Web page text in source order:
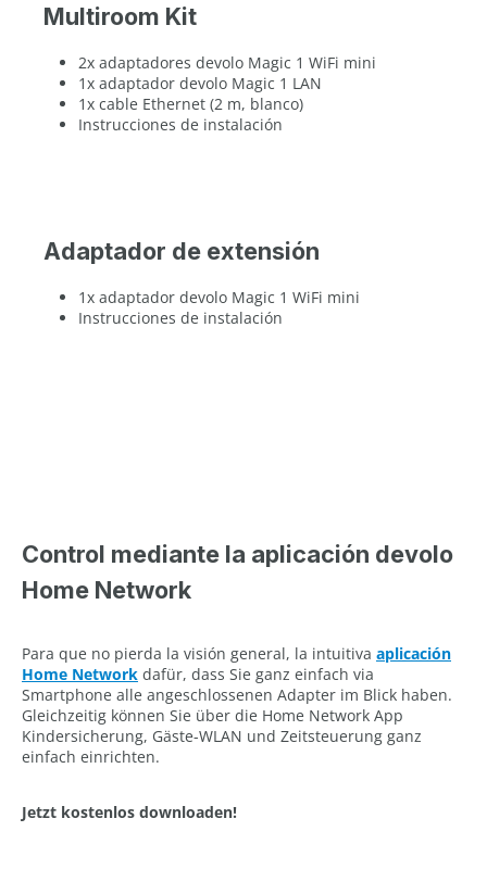
Multiroom Kit
2x adaptadores devolo Magic 1 WiFi mini
1x adaptador devolo Magic 1 LAN
1x cable Ethernet (2 m, blanco)
Instrucciones de instalación
Adaptador de extensión
1x adaptador devolo Magic 1 WiFi mini
Instrucciones de instalación
Control mediante la aplicación devolo
Home Network
Para que no pierda la visión general, la intuitiva aplicación
Home Network dafür, dass Sie ganz einfach via
Smartphone alle angeschlossenen Adapter im Blick haben.
Gleichzeitig können Sie über die Home Network App
Kindersicherung, Gäste-WLAN und Zeitsteuerung ganz
einfach einrichten.
Jetzt kostenlos downloaden!